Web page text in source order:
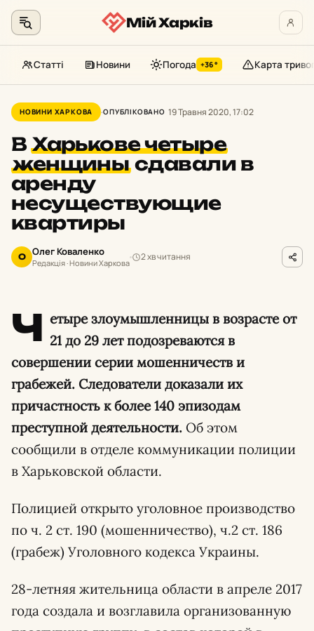
до
контенту
Мій Харків
Статті Новини Погода +36° Карта
НОВИНИ ХАРКОВА ОПУБЛІКОВАНО 19 Травня 2020, 17:02
В Харькове четыре
женщинысдавали в
аренду
несуществующие
квартиры
О Олег Коваленко
Редакція · Новини Харкова
2 хв читання
Ч етыре злоумышленницы в возрасте от
21 до 29 лет подозреваются в
совершении серии мошенничеств и
грабежей. Следователи доказали их
причастность к более 140 эпизодам
преступной деятельности. Об этом
сообщили в отделе коммуникации полиции
в Харьковской области.
Полицией открыто уголовное производство
по ч. 2 ст. 190 (мошенничество), ч.2 ст. 186
(грабеж) Уголовного кодекса Украины.
28-летняя жительница области в апреле 2017
года создала и возглавила организованную